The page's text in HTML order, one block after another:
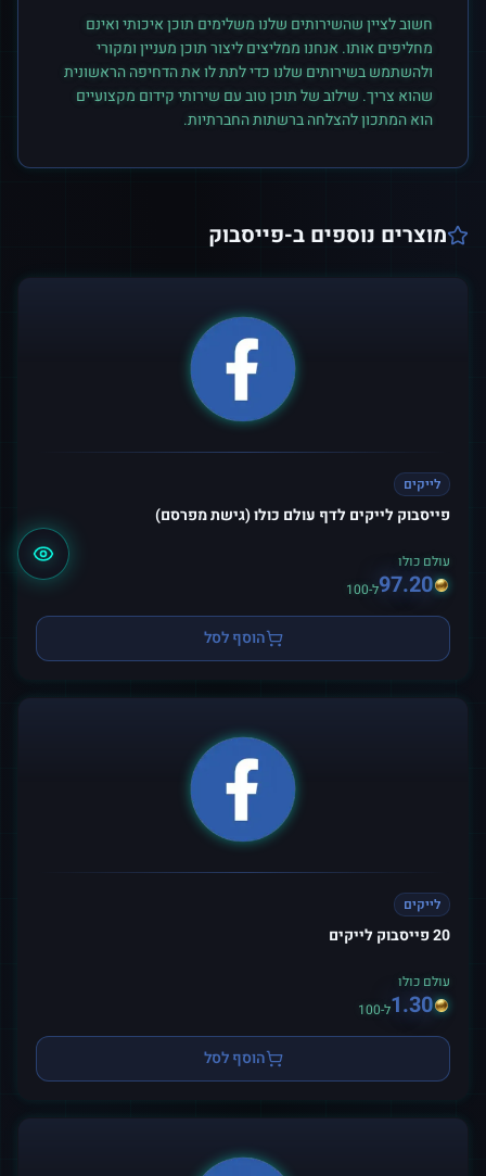
חשוב לציין שהשירותים שלנו משלימים תוכן איכותי ואינם
מחליפים אותו. אנחנו ממליצים ליצור תוכן מעניין ומקורי
ולהשתמש בשירותים שלנו כדי לתת לו את הדחיפה הראשונית
שהוא צריך. שילוב של תוכן טוב עם שירותי קידום מקצועיים
הוא המתכון להצלחה ברשתות החברתיות.
מוצרים נוספים ב-פייסבוק
לייקים
פייסבוק לייקים לדף עולם כולו (גישת מפרסם)
עולם כולו
97.20ל-100
הוסף לסל
לייקים
20 פייסבוק לייקים
עולם כולו
1.30ל-100
הוסף לסל